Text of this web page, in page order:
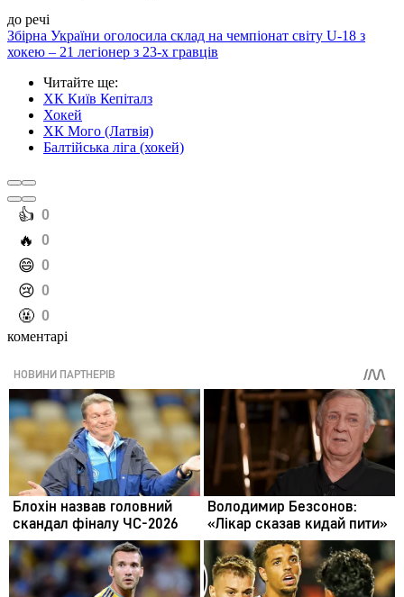
до речі
Збірна України оголосила склад на чемпіонат світу U-18 з
хокею – 21 легіонер з 23-х гравців
Читайте ще:
ХК Київ Кепіталз
Хокей
ХК Мого (Латвія)
Балтійська ліга (хокей)
️👍 0
️🔥 0
️😄 0
️😢 0
️🤬 0
коментарі